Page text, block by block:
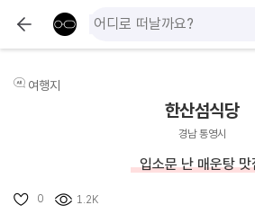
여행지
한산섬식당
경남 통영시
입소문 난 매운탕 맛
0 1.2K